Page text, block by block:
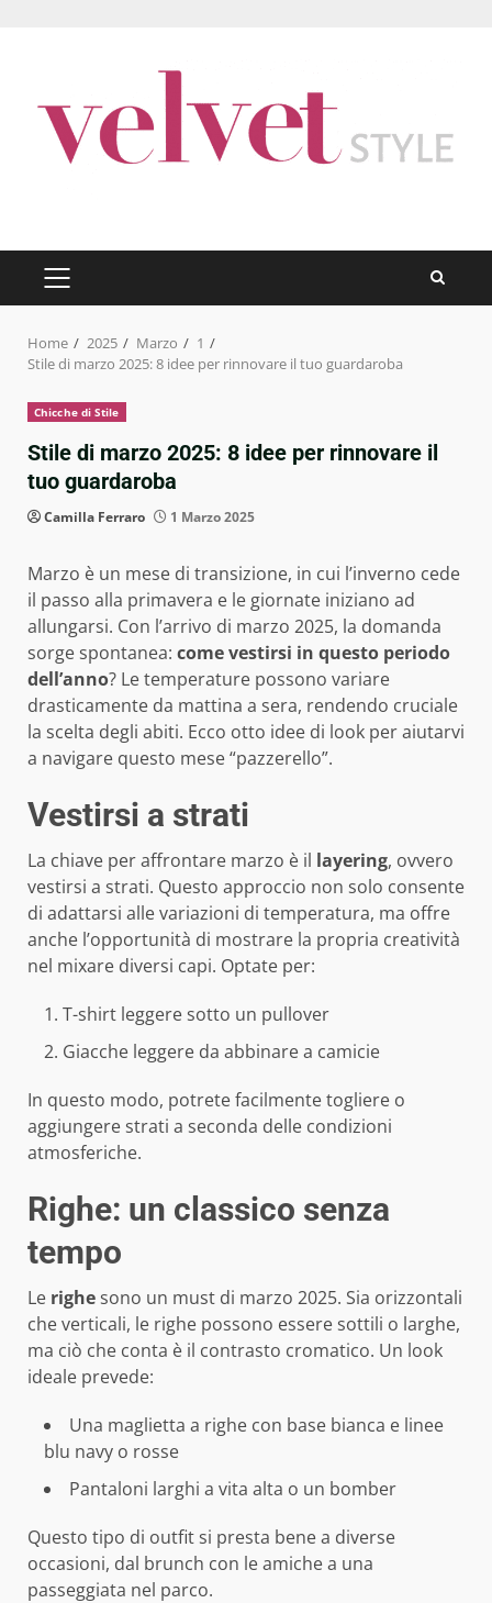
PRIMARY
MENU
Home 2025 Marzo
1
Stile di marzo 2025: 8 idee per rinnovare il tuo guardaroba
Chicche di Stile
Stile di marzo 2025: 8 idee per rinnovare il
tuo guardaroba
Camilla Ferraro 1 Marzo 2025
Marzo è un mese di transizione, in cui l’inverno cede
il passo alla primavera e le giornate iniziano ad
allungarsi. Con l’arrivo di marzo 2025, la domanda
sorge spontanea: come vestirsi in questo periodo
dell’anno? Le temperature possono variare
drasticamente da mattina a sera, rendendo cruciale
la scelta degli abiti. Ecco otto idee di look per aiutarvi
a navigare questo mese “pazzerello”.
Vestirsi a strati
La chiave per affrontare marzo è il layering, ovvero
vestirsi a strati. Questo approccio non solo consente
di adattarsi alle variazioni di temperatura, ma offre
anche l’opportunità di mostrare la propria creatività
nel mixare diversi capi. Optate per:
T-shirt leggere sotto un pullover
Giacche leggere da abbinare a camicie
In questo modo, potrete facilmente togliere o
aggiungere strati a seconda delle condizioni
atmosferiche.
Righe: un classico senza
tempo
Le righesono un must di marzo 2025. Sia orizzontali
che verticali, le righe possono essere sottili o larghe,
ma ciò che conta è il contrasto cromatico. Un look
ideale prevede:
Una maglietta a righe con base bianca e linee
blu navy o rosse
Pantaloni larghi a vita alta o un bomber
Questo tipo di outfit si presta bene a diverse
occasioni, dal brunch con le amiche a una
passeggiata nel parco.